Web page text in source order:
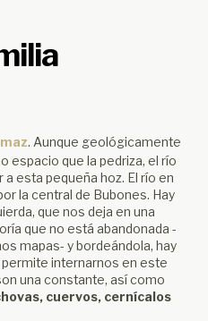
. Aunque geológicamente
espacio que la pedriza, el río
esta pequeña hoz. El río en
la central de Bubones. Hay
que nos deja en una
que no está abandonada -
mapas- y bordeándola, hay
internarnos en este
una constante, así como
cuervos, cernícalos